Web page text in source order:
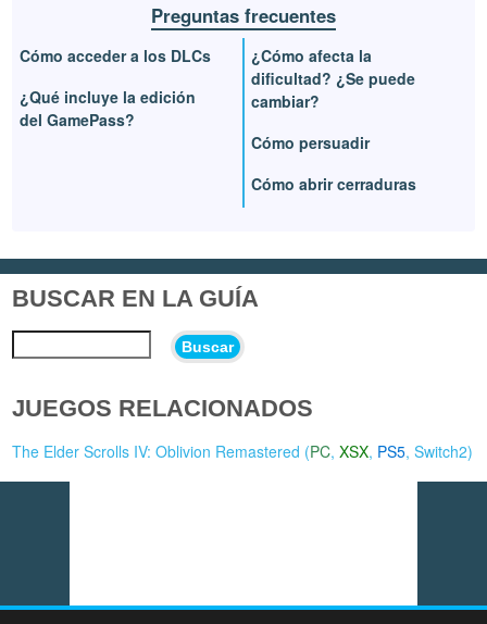
Preguntas frecuentes
Cómo acceder a los DLCs
¿Qué incluye la edición
del GamePass?
¿Cómo afecta la
dificultad? ¿Se puede
cambiar?
Cómo persuadir
Cómo abrir cerraduras
BUSCAR EN LA GUÍA
Buscar
JUEGOS RELACIONADOS
The Elder Scrolls IV: Oblivion Remastered (PC,XSX, PS5,Switch2)